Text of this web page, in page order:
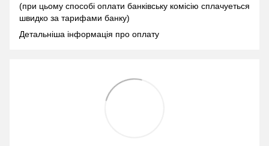
(при цьому способі оплати банківську комісію сплачуеться
швидко за тарифами банку)
Детальніша інформація про оплату